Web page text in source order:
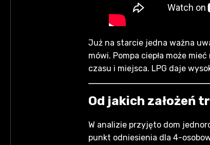
Już na starcie jedna ważna
mówi. Pompa ciepła może
czasu i miejsca. LPG daje
Od jakich założeń
W analizie przyjęto dom
punkt odniesienia dla 4-